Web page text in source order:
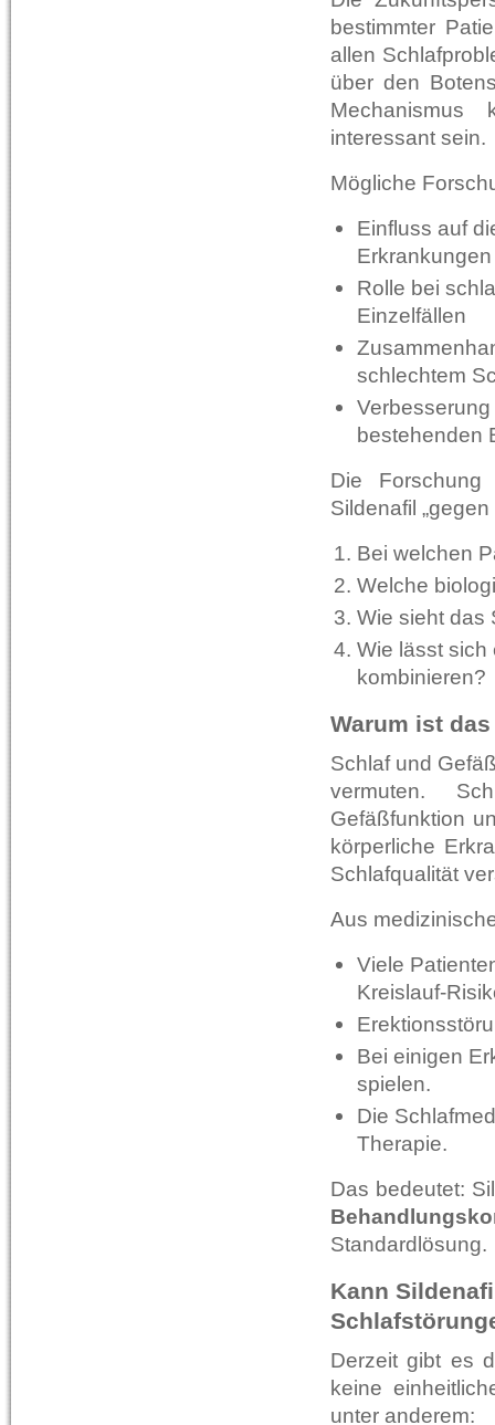
bestimmter
allen
über den
Mechanismus
interessant sein.
Mögliche
Einfluss auf
Erkrankungen
Rolle bei
Einzelfällen
schlechtem
bestehenden
Die
Sildenafil
Bei welchen
Welche
Wie sieht das
Wie lässt sich
kombinieren?
Warum ist
Schlaf und
vermuten.
Gefäßfunktion
körperliche
Schlafqualität
Aus
Viele
Kreislauf-
Bei einigen
spielen.
Die
Therapie.
Das bedeutet:
Standardlösung.
Kann
Derzeit gibt es
keine
unter anderem: